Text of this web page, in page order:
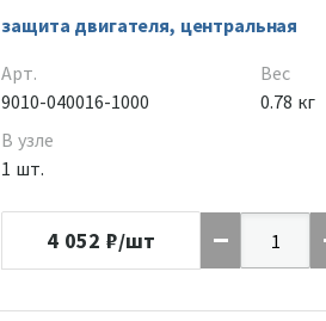
защита двигателя, центральная
Арт.
9010-040016-1000
В узле
1 шт.
Вес
0.78 кг
4 052 ₽/шт